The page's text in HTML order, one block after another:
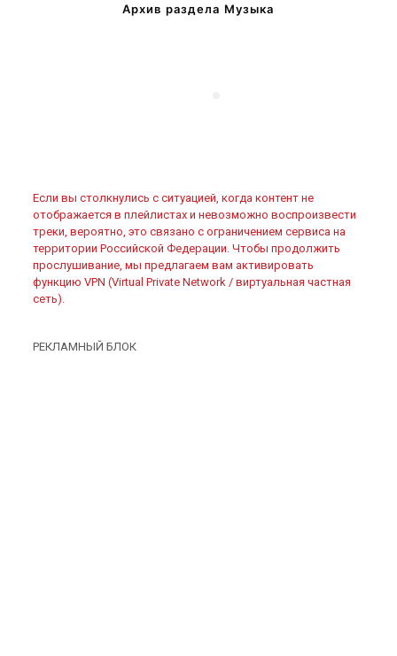
Архив раздела Музыка
Если вы столкнулись с ситуацией, когда контент не
отображается в плейлистах и невозможно воспроизвести
треки, вероятно, это связано с ограничением сервиса на
территории Российской Федерации. Чтобы продолжить
прослушивание, мы предлагаем вам активировать
функцию VPN (Virtual Private Network / виртуальная частная
сеть).
РЕКЛАМНЫЙ БЛОК